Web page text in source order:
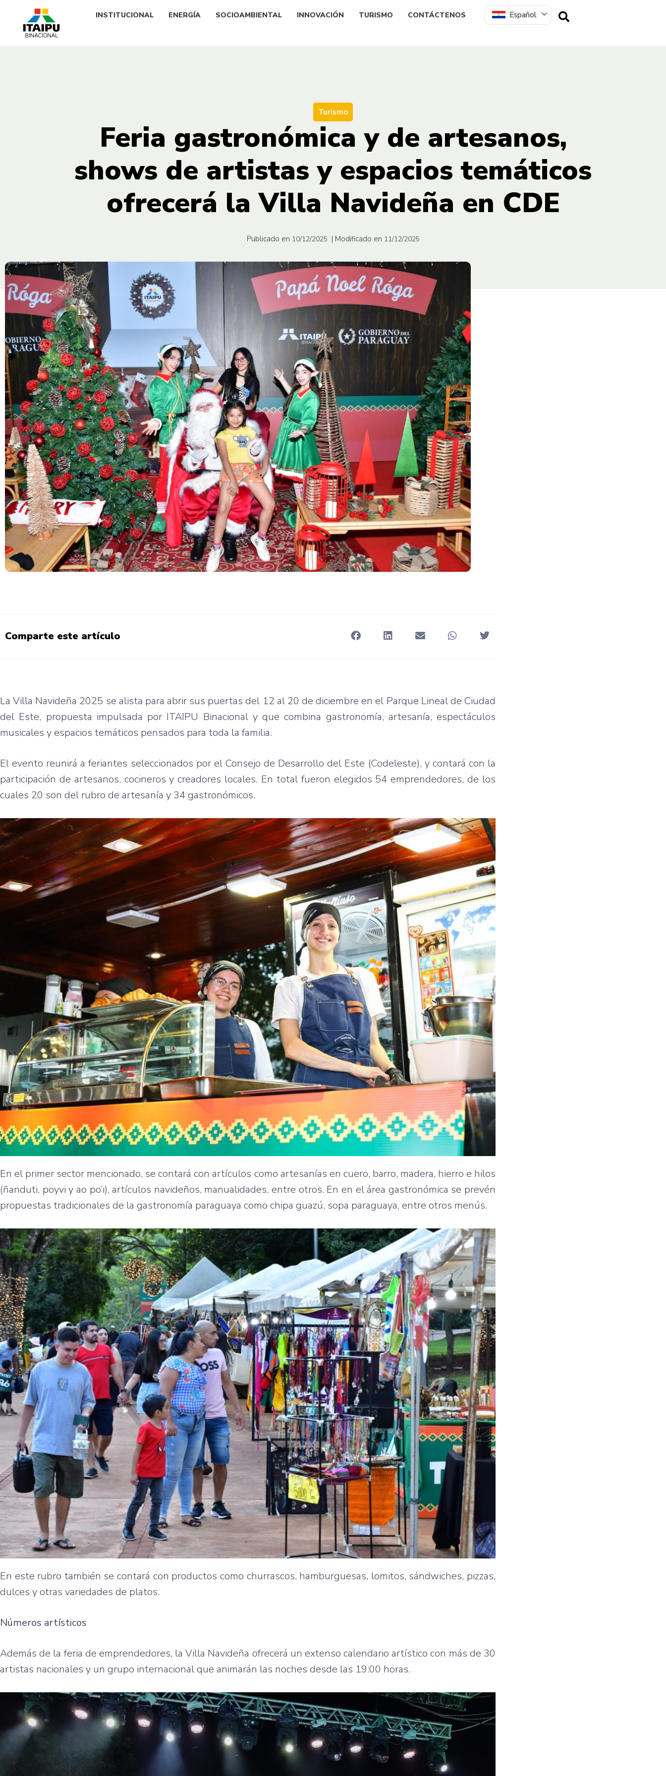
INSTITUCIONAL ENERGÍA SOCIOAMBIENTAL INNOVACIÓN TURISMO CONTÁCTENOS Español
Turismo
Feria gastronómica y de artesanos,
shows de artistas y espacios temáticos
ofrecerá la Villa Navideña en CDE
Publicado en 10/12/2025 | Modificado en 11/12/2025
Comparte este artículo
La Villa Navideña 2025 se alista para abrir sus puertas del 12 al 20 de diciembre en el Parque Lineal de Ciudad
del Este, propuesta impulsada por ITAIPU Binacional y que combina gastronomía, artesanía, espectáculos
musicales y espacios temáticos pensados para toda la familia.
El evento reunirá a feriantes seleccionados por el Consejo de Desarrollo del Este (Codeleste), y contará con la
participación de artesanos, cocineros y creadores locales. En total fueron elegidos 54 emprendedores, de los
cuales 20 son del rubro de artesanía y 34 gastronómicos.
En el primer sector mencionado, se contará con artículos como artesanías en cuero, barro, madera, hierro e hilos
(ñanduti, poyvi y ao po’i), artículos navideños, manualidades, entre otros. En en el área gastronómica se prevén
propuestas tradicionales de la gastronomía paraguaya como chipa guazú, sopa paraguaya, entre otros menús.
En este rubro también se contará con productos como churrascos, hamburguesas, lomitos, sándwiches, pizzas,
dulces y otras variedades de platos.
Números artísticos
Además de la feria de emprendedores, la Villa Navideña ofrecerá un extenso calendario artístico con más de 30
artistas nacionales y un grupo internacional que animarán las noches desde las 19:00 horas.